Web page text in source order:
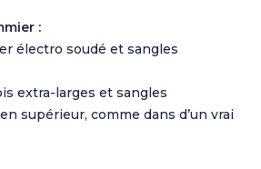
:
électro soudé et sangles
extra-larges et sangles
supérieur, comme dans d’un vrai